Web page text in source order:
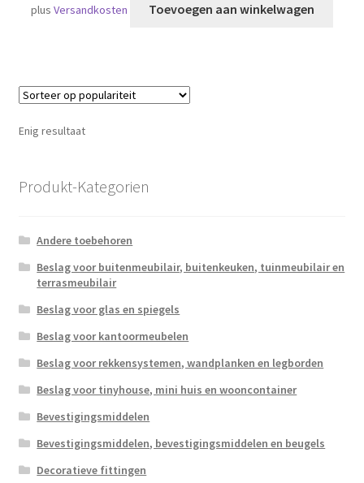
plusVersandkosten Toevoegen aan winkelwagen
Enig resultaat
Produkt-Kategorien
Andere toebehoren
Beslag voor buitenmeubilair, buitenkeuken, tuinmeubilair en
terrasmeubilair
Beslag voor glas en spiegels
Beslag voor kantoormeubelen
Beslag voor rekkensystemen, wandplanken en legborden
Beslag voor tinyhouse, mini huis en wooncontainer
Bevestigingsmiddelen
Bevestigingsmiddelen, bevestigingsmiddelen en beugels
Decoratieve fittingen